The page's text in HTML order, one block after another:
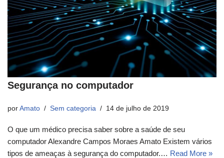
Segurança no computador
por Amato Sem categoria 14 de julho de 2019
O que um médico precisa saber sobre a saúde de seu
computador Alexandre Campos Moraes Amato Existem vários
tipos de ameaças à segurança do computador.… Read More »